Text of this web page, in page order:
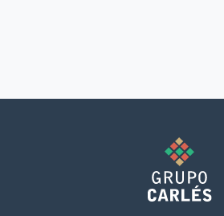
presupuesto (sin intereses y con